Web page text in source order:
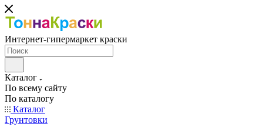
Интернет-гипермаркет краски
Каталог
По всему сайту
По каталогу
Каталог
Грунтовки